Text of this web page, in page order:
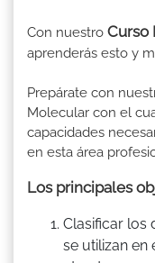
Con nuestro Curso
aprenderás esto y
Prepárate con
Molecular con el
capacidades
en esta área
Los principales
Clasificar los
se utilizan